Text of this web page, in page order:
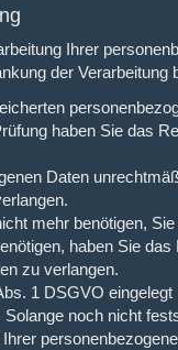
Ihrer
der Verarbeitung
haben Sie das
Daten
mehr benötigen,
haben Sie
zu verlangen.
1 DSGVO
noch nicht